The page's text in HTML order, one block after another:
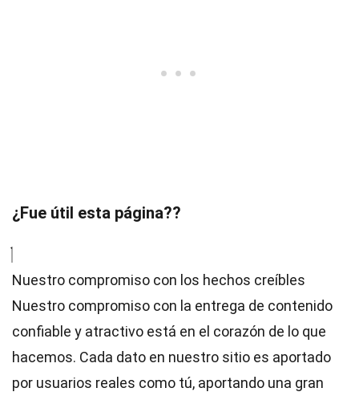
¿Fue útil esta página??
Nuestro compromiso con los hechos creíbles
Nuestro compromiso con la entrega de contenido
confiable y atractivo está en el corazón de lo que
hacemos. Cada dato en nuestro sitio es aportado
por usuarios reales como tú, aportando una gran